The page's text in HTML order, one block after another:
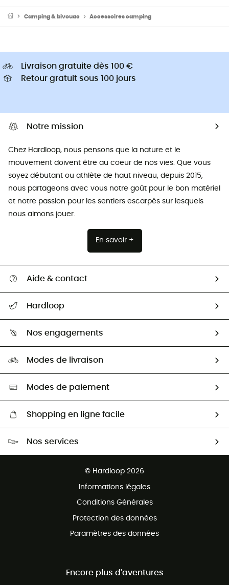
Camping & bivouac Accessoires camping
Livraison gratuite dès 100 €
Retour gratuit sous 100 jours
Notre mission
Chez Hardloop, nous pensons que la nature et le
mouvement doivent être au coeur de nos vies. Que vous
soyez débutant ou athlète de haut niveau, depuis 2015,
nous partageons avec vous notre goût pour le bon matériel
et notre passion pour les sentiers escarpés sur lesquels
nous aimons jouer.
En savoir +
Aide & contact
Retour & remboursement
Guide des tailles
Seconde Main
Aide & Contact
Hardloop
HardGuides
Nos engagements
Sélection éco-responsable
Modes de livraison
Modes de paiement
Shopping en ligne facile
Nos services
© Hardloop 2026
Informations légales
Conditions Générales
Protection des données
Paramètres des données
Encore plus d'aventures